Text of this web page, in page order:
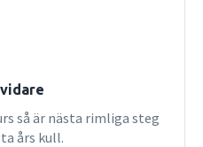
så är nästa rimliga steg
års kull.